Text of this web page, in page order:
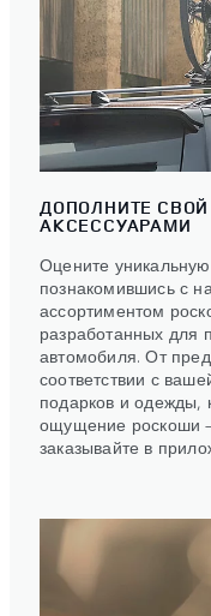
ДОПОЛНИТЕ
АКСЕССУАРАМИ
Оцените
познакомившись с
ассортиментом
разработанных для
автомобиля. От
соответствии с
подарков и одежды,
ощущение роскоши
заказывайте в